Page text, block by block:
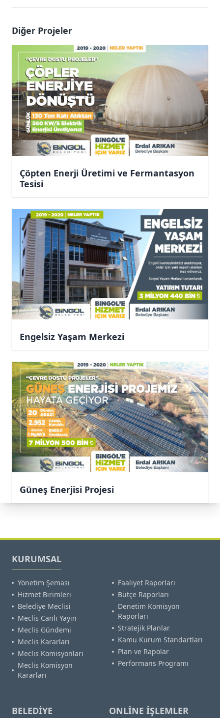
Diğer Projeler
Çöpten Enerji Üretimi ve Fermantasyon
Tesisi
Engelsiz Yaşam Merkezi
Güneş Enerjisi Projesi
KURUMSAL
Yönetim Şeması
Hizmet Birimleri
Belediye Meclisi
Meclis Canlı Yayın
Meclis Gündemi
Meclis Kararları
Meclis Komisyonları
Meclis Komisyon
Kararları
Faaliyet Raporları
Bütçe Raporları
Denetim Komisyon
Raporları
Stratejik Planlar
Kamu Kurum Standartları
Plan ve Rapolar
Performans Programı
BELEDİYE
ONLİNE İŞLEMLER